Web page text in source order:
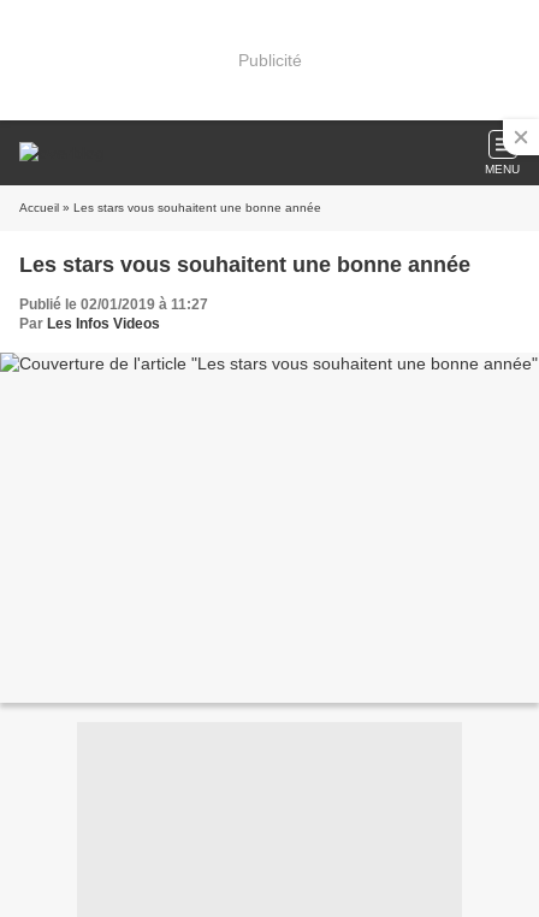
Publicité
MENU
Accueil » Les stars vous souhaitent une bonne année
Les stars vous souhaitent une bonne année
Publié le 02/01/2019 à 11:27
Par Les Infos Videos